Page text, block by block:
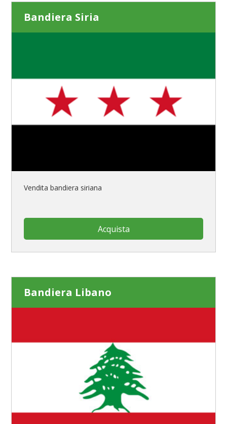
Bandiera Siria
Vendita bandiera siriana
Acquista
Bandiera Libano